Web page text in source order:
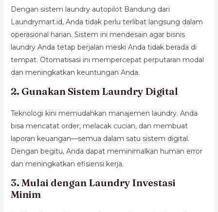
Dengan sistem laundry autopilot Bandung dari
Laundrymart.id, Anda tidak perlu terlibat langsung dalam
operasional harian. Sistem ini mendesain agar bisnis
laundry Anda tetap berjalan meski Anda tidak berada di
tempat. Otomatisasi ini mempercepat perputaran modal
dan meningkatkan keuntungan Anda.
2. Gunakan Sistem Laundry Digital
Teknologi kini memudahkan manajemen laundry. Anda
bisa mencatat order, melacak cucian, dan membuat
laporan keuangan—semua dalam satu sistem digital.
Dengan begitu, Anda dapat meminimalkan human error
dan meningkatkan efisiensi kerja.
3. Mulai dengan Laundry Investasi
Minim